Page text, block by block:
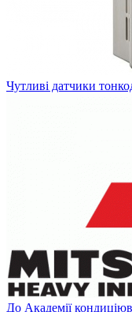
Чутливі датчики
До Академії